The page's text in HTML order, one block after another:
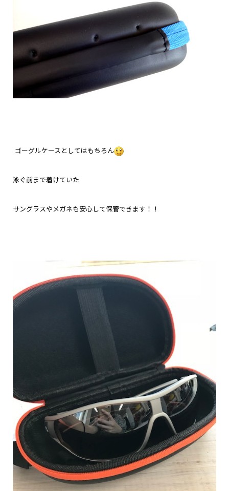
ゴーグルケースとしてはもちろん
泳ぐ前まで着けていた
サングラスやメガネも安心して保管できます！！